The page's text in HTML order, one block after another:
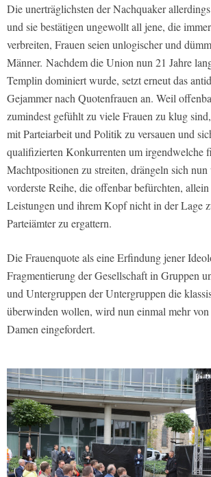
Die unerträglichsten der Nachquaker
und sie bestätigen ungewollt all jene, die
verbreiten, Frauen seien unlogischer und
Männer. Nachdem die Union nun 21 Jahre
Templin dominiert wurde, setzt erneut das
Gejammer nach Quotenfrauen an. Weil
zumindest gefühlt zu viele Frauen zu klug
mit Parteiarbeit und Politik zu versauen und
qualifizierten Konkurrenten um irgendwelche
Machtpositionen zu streiten, drängeln sich
vorderste Reihe, die offenbar befürchten,
Leistungen und ihrem Kopf nicht in der Lage
Parteiämter zu ergattern.
Die Frauenquote als eine Erfindung jener
Fragmentierung der Gesellschaft in Gruppen
und Untergruppen der Untergruppen die
überwinden wollen, wird nun einmal mehr
Damen eingefordert.